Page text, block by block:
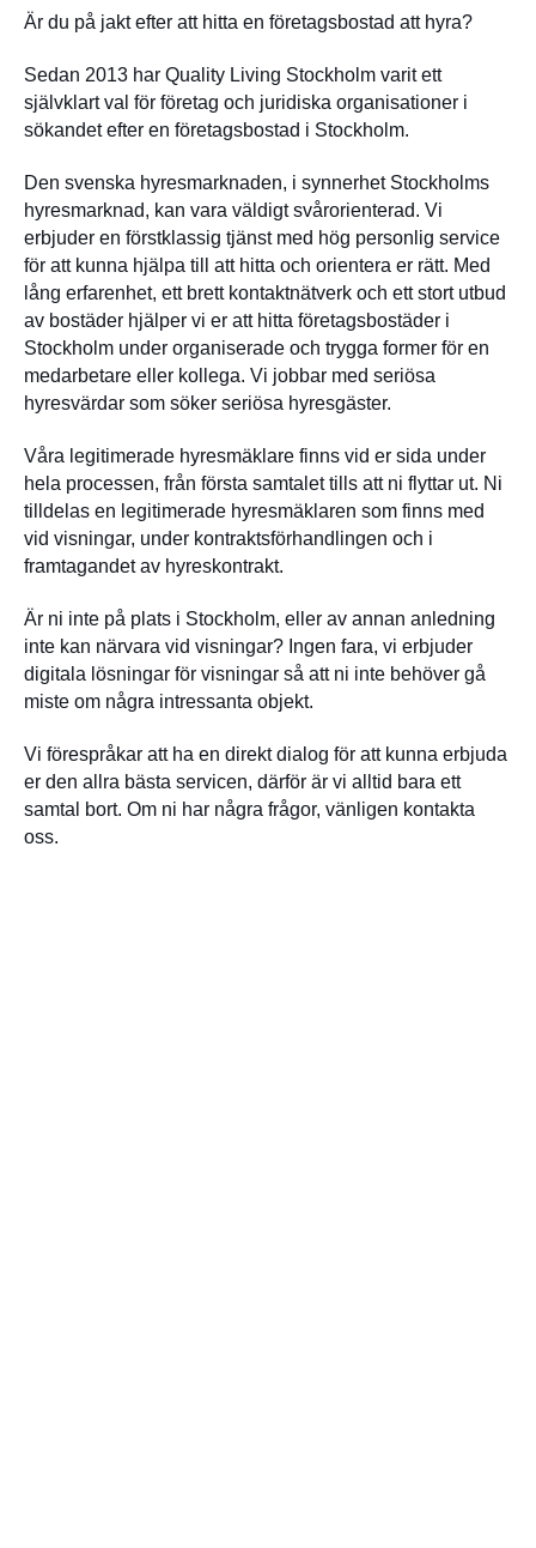
Är du på jakt efter att hitta en företagsbostad att hyra?
Sedan 2013 har Quality Living Stockholm varit ett
självklart val för företag och juridiska organisationer i
sökandet efter en företagsbostad i Stockholm.
Den svenska hyresmarknaden, i synnerhet Stockholms
hyresmarknad, kan vara väldigt svårorienterad. Vi
erbjuder en förstklassig tjänst med hög personlig service
för att kunna hjälpa till att hitta och orientera er rätt. Med
lång erfarenhet, ett brett kontaktnätverk och ett stort utbud
av bostäder hjälper vi er att hitta företagsbostäder i
Stockholm under organiserade och trygga former för en
medarbetare eller kollega. Vi jobbar med seriösa
hyresvärdar som söker seriösa hyresgäster.
Våra legitimerade hyresmäklare finns vid er sida under
hela processen, från första samtalet tills att ni flyttar ut. Ni
tilldelas en legitimerade hyresmäklaren som finns med
vid visningar, under kontraktsförhandlingen och i
framtagandet av hyreskontrakt.
Är ni inte på plats i Stockholm, eller av annan anledning
inte kan närvara vid visningar? Ingen fara, vi erbjuder
digitala lösningar för visningar så att ni inte behöver gå
miste om några intressanta objekt.
Vi förespråkar att ha en direkt dialog för att kunna erbjuda
er den allra bästa servicen, därför är vi alltid bara ett
samtal bort. Om ni har några frågor, vänligen kontakta
oss.